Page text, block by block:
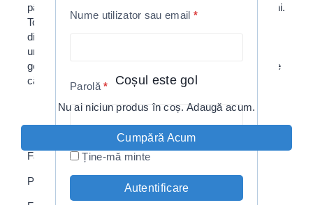
până în adâncul sufletului! Pentru că toți avem pasiuni.
Toți ardem după ceva. Mai multă culoare, mai multă
diversitate, mai multe conversații deschise pe baza
unui pin mic, dar voinic. Fie că îți porți pinurile pe
geacă, pe rucsasc, pe blugi sau pe pălărie, asigură-te
că sunt la vedere!
Făcut din metal, cu fluturaș de prindere
Print Vopsea XC200
Nume utilizator sau email *
Parolă*
Ține-mă minte
Autentificare
Coșul este gol
Nu ai niciun produs în coș. Adaugă acum.
Cumpără Acum